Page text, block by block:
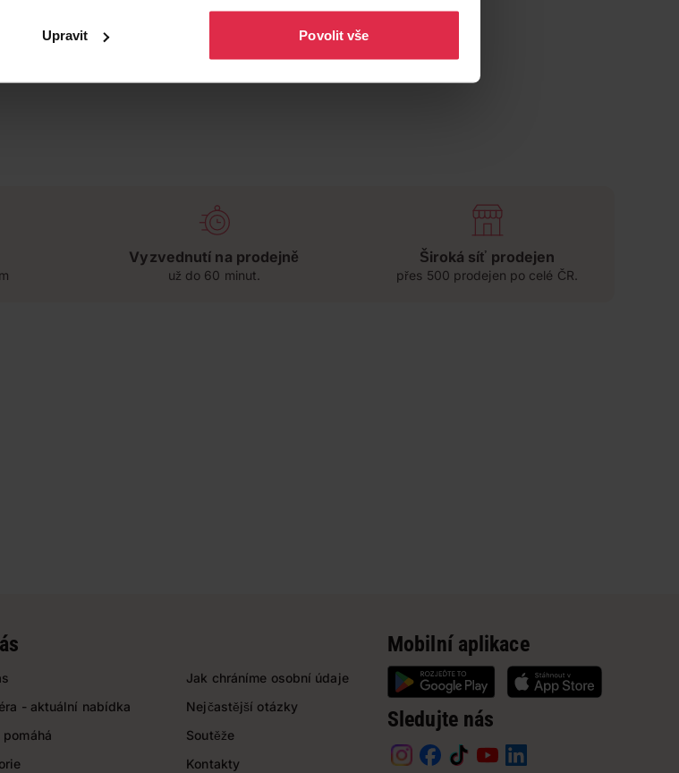
Upravit Povolit vše
Vyzvednutí na prodejně
už do 60 minut.
Široká síť prodejen
přes 500 prodejen po celé ČR.
- aktuální nabídka
pomáhá
Jak chráníme osobní údaje
Nejčastější otázky
Soutěže
Kontakty
Mobilní aplikace
Sledujte nás